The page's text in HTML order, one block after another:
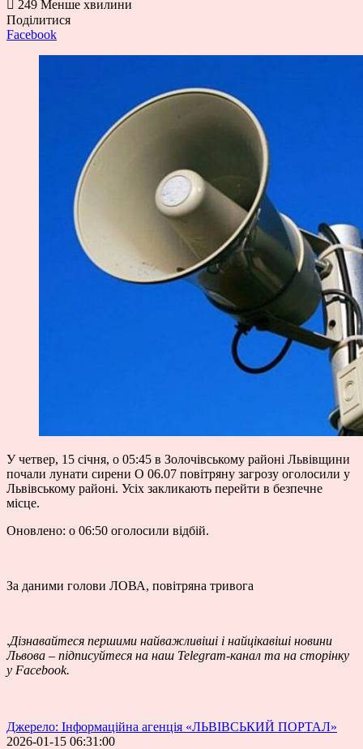
249 Менше хвилини
Поділитися
Facebook
У четвер, 15 січня, о 05:45 в Золочівському районі Львівщини
почали лунати сирени О 06.07 повітряну загрозу оголосили у
Львівському районі. Усіх закликають перейти в безпечне
місце.
Оновлено: о 06:50 оголосили відбій.
За даними голови ЛОВА, повітряна тривога
.Дізнавайтеся першими найважливіші і найцікавіші новини
Львова – підписуйтеся на наш Telegram-канал та на сторінку
у Facebook.
Джерело: Інформаційна агенція «ЛЬВІВСЬКИЙ ПОРТАЛ»
2026-01-15 06:31:00